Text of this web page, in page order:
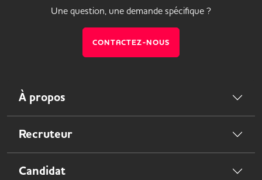
Une question, une demande spécifique ?
CONTACTEZ-NOUS
À propos
Recruteur
Candidat